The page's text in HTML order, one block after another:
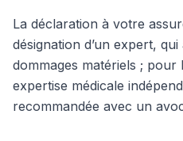
La déclaration à votre
désignation d’un expert,
dommages matériels ;
expertise médicale
recommandée avec un